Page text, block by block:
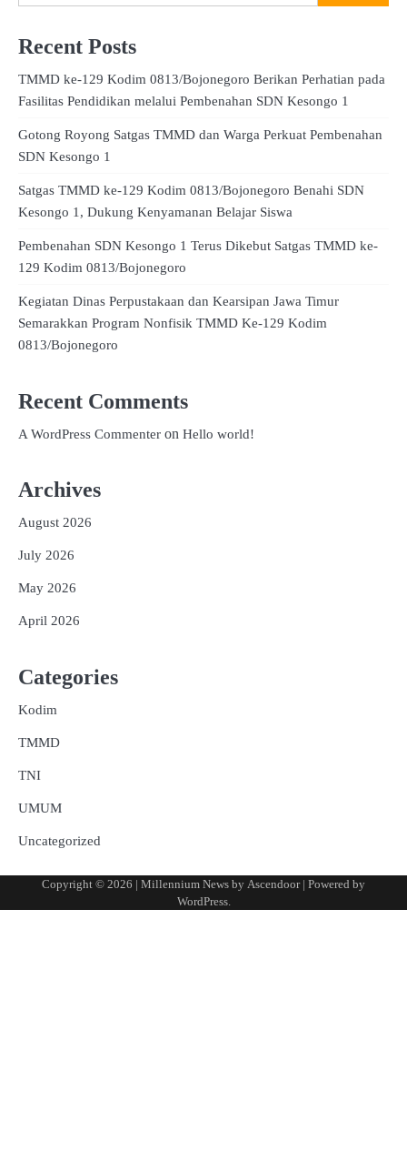
Recent Posts
TMMD ke-129 Kodim 0813/Bojonegoro Berikan Perhatian pada
Fasilitas Pendidikan melalui Pembenahan SDN Kesongo 1
Gotong Royong Satgas TMMD dan Warga Perkuat Pembenahan
SDN Kesongo 1
Satgas TMMD ke-129 Kodim 0813/Bojonegoro Benahi SDN
Kesongo 1, Dukung Kenyamanan Belajar Siswa
Pembenahan SDN Kesongo 1 Terus Dikebut Satgas TMMD ke-
129 Kodim 0813/Bojonegoro
Kegiatan Dinas Perpustakaan dan Kearsipan Jawa Timur
Semarakkan Program Nonfisik TMMD Ke-129 Kodim
0813/Bojonegoro
Recent Comments
A WordPress Commenter on Hello world!
Archives
August 2026
July 2026
May 2026
April 2026
Categories
Kodim
TMMD
TNI
UMUM
Uncategorized
Copyright © 2026 | Millennium News by Ascendoor| Powered by
WordPress.